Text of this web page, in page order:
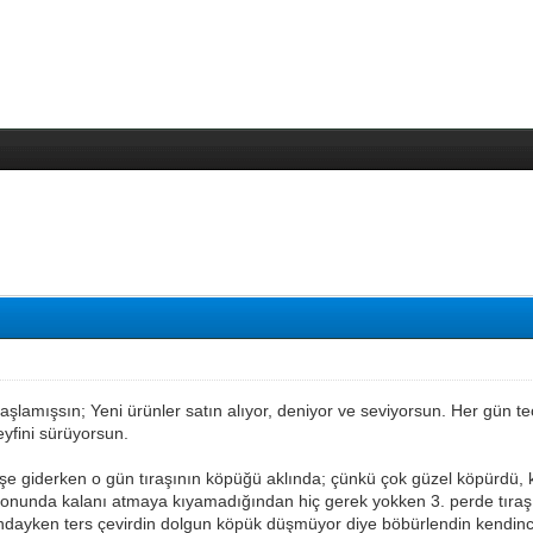
Yeni ürünler satın alıyor, deniyor ve seviyorsun. Her gün
sürüyorsun.
giderken o gün tıraşının köpüğü aklında; çünkü çok güzel köpürdü,
kalanı atmaya kıyamadığından hiç gerek yokken 3. perde
ters çevirdin dolgun köpük düşmüyor diye böbürlendin